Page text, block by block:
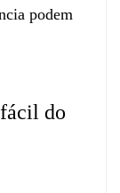
podem
do